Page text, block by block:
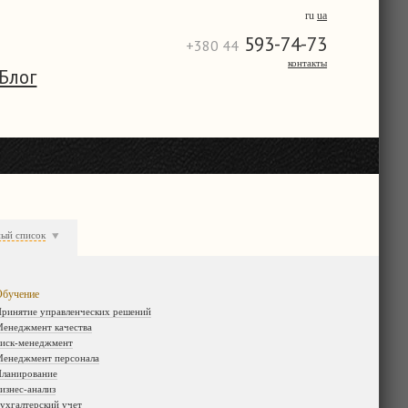
ruua
+380 44 593-74-73
контакты
список
управленческих решений
качества
менеджмент
персонала
анализ
учет